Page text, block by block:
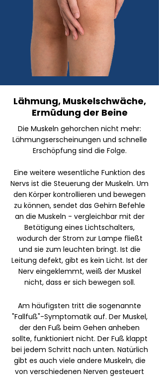
Lähmung, Muskelschwäche,
Ermüdung der Beine
Die Muskeln gehorchen nicht mehr:
Lähmungserscheinungen und schnelle
Erschöpfung sind die Folge.
Eine weitere wesentliche Funktion des
Nervs ist die Steuerung der Muskeln. Um
den Körper kontrollieren und bewegen
zu können, sendet das Gehirn Befehle
an die Muskeln - vergleichbar mit der
Betätigung eines Lichtschalters,
wodurch der Strom zur Lampe fließt
und sie zum leuchten bringt. Ist die
Leitung defekt, gibt es kein Licht. Ist der
Nerv eingeklemmt, weiß der Muskel
nicht, dass er sich bewegen soll.
Am häufigsten tritt die sogenannte
"Fallfuß"-Symptomatik auf. Der Muskel,
der den Fuß beim Gehen anheben
sollte, funktioniert nicht. Der Fuß klappt
bei jedem Schritt nach unten. Natürlich
gibt es auch viele andere Muskeln, die
von verschiedenen Nerven gesteuert